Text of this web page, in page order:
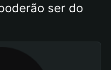
ser do